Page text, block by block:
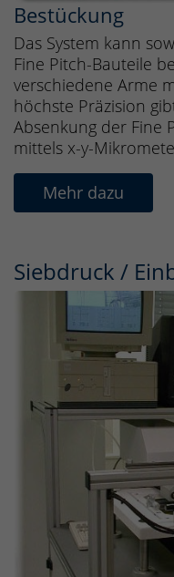
Bestückung
Das System kann
Fine Pitch-Bauteile
verschiedene Arme
höchste Präzision
Absenkung der Fine
mittels x-y-
Mehr dazu
Siebdruck /